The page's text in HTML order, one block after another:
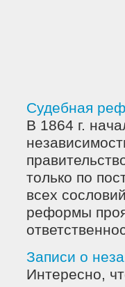
Судебная
В 1864 г.
только по
всех
реформы
Записи о
Интересно,